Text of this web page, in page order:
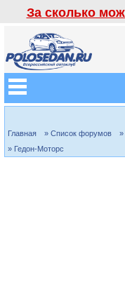
За сколько
Главная » Список форумов »
» Гедон-Моторс